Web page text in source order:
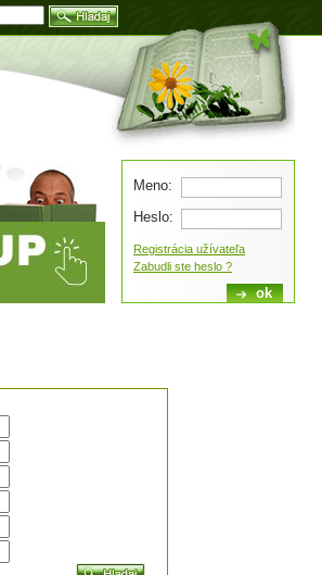
Meno:
Heslo:
Registrácia užívateľa
Zabudli ste heslo ?